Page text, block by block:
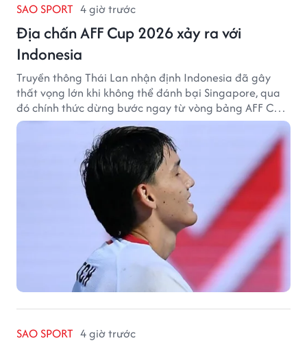
SAO SPORT 4 giờ trước
Địa chấn AFF Cup 2026 xảy ra với
Indonesia
Truyền thông Thái Lan nhận định Indonesia đã gây
thất vọng lớn khi không thể đánh bại Singapore, qua
đó chính thức dừng bước ngay từ vòng bảng AFF Cup
2026.
SAO SPORT 4 giờ trước